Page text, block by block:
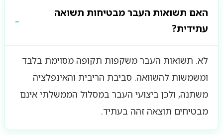
האם תשואות העבר מבטיחות תשואה
עתידית?
לא. תשואות העבר משקפות תקופה מסוימת בלבד
ומשמשות להשוואה. סביבת הריבית והאינפלציה
משתנה, ולכן ביצועי העבר במסלול הממשלתי אינם
מבטיחים תוצאה זהה בעתיד.